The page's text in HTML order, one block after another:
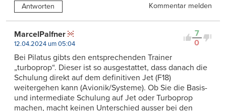
Antworten Kommentar melden
7
0
MarcelPalfner
12.04.2024 um 05:04
Bei Pilatus gibts den entsprechenden Trainer
„turboprop“. Dieser ist so ausgestattet, dass danach die
Schulung direkt auf dem definitiven Jet (F18)
weitergehen kann (Avionik/Systeme). Ob Sie die Basis-
und intermediate Schulung auf Jet oder Turboprop
machen, macht keinen Unterschied ausser bei den